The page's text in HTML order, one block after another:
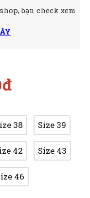
bạn check xem
38 Size 39
42 Size 43
46